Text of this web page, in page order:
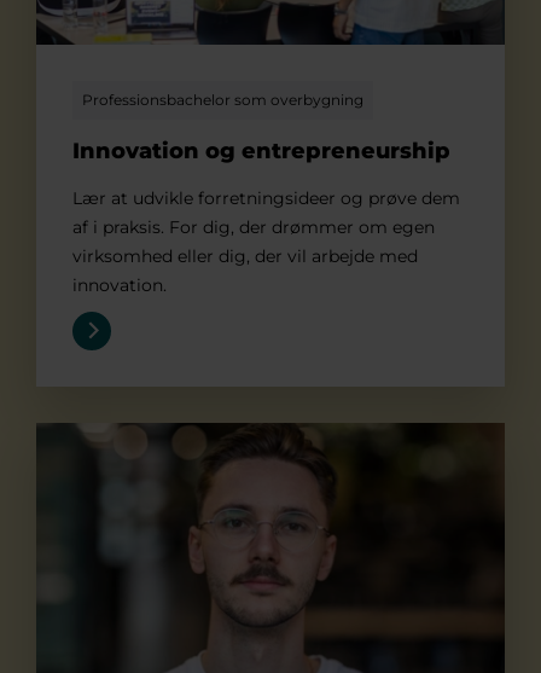
Professionsbachelor som overbygning
Innovation og entrepreneurship
Lær at udvikle forretningsideer og prøve dem
af i praksis. For dig, der drømmer om egen
virksomhed eller dig, der vil arbejde med
innovation.
International handel og markedsføring